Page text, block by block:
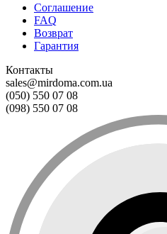
Соглашение
FAQ
Возврат
Гарантия
Контакты
sales@mirdoma.com.ua
(050) 550 07 08
(098) 550 07 08